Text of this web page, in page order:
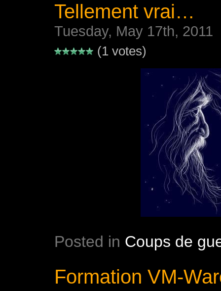
Tellement vrai…
Tuesday, May 17th, 2011
(1 votes)
Posted in Coups de
Formation VM-